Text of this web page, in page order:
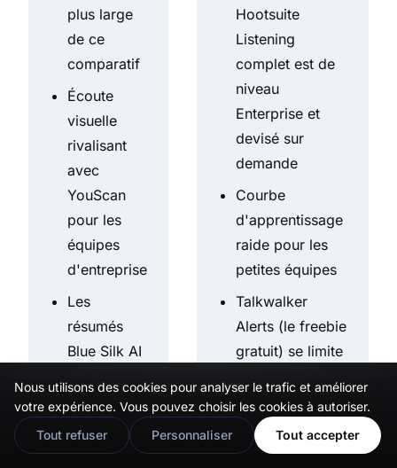
plus large
de ce
comparatif
Écoute
visuelle
rivalisant
avec
YouScan
pour les
équipes
d'entreprise
Les
résumés
Blue Silk AI
gros jeux
de données
navigables
Hootsuite
Listening
complet est de
niveau
Enterprise et
devisé sur
demande
Courbe
d'apprentissage
raide pour les
petites équipes
Talkwalker
Alerts (le freebie
gratuit) se limite
email
Nous utilisons des cookies pour analyser le trafic et améliorer
votre expérience. Vous pouvez choisir les cookies à autoriser.
Tout refuser
Personnaliser Tout accepter
🇬🇧Would you prefer this site in English?
View in English